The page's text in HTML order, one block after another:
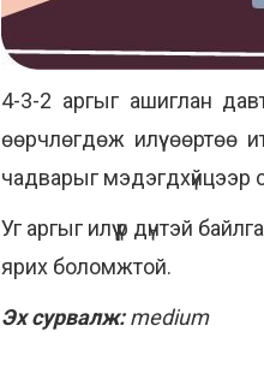
4-3-2 аргыг ашиглан
өөрчлөгдөж илүү
чадварыг мэдэгдхүйцээр
Уг аргыг илүү үр дүнтэй
ярих боломжтой.
Эх сурвалж:medium